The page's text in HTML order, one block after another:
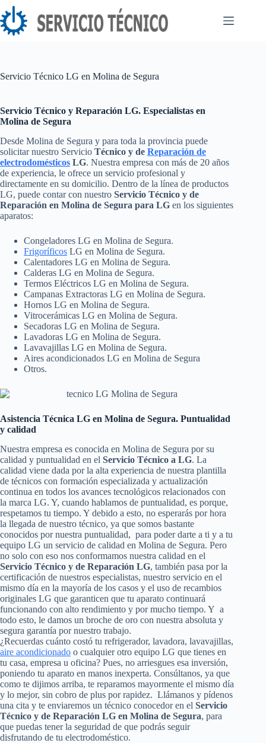
Saltar
al
contenido
Servicio Técnico LG en Molina de Segura
Servicio Técnico y Reparación LG. Especialistas en
Molina de Segura
Desde Molina de Segura y para toda la provincia puede
solicitar nuestro Servicio Técnico y de Reparación de
electrodomésticos LG. Nuestra empresa con más de 20 años
de experiencia, le ofrece un servicio profesional y
directamente en su domicilio. Dentro de la línea de productos
LG, puede contar con nuestro Servicio Técnico y de
Reparación en Molina de Segura para LG en los siguientes
aparatos:
Congeladores LG en Molina de Segura.
Frigoríficos LG en Molina de Segura.
Calentadores LG en Molina de Segura.
Calderas LG en Molina de Segura.
Termos Eléctricos LG en Molina de Segura.
Campanas Extractoras LG en Molina de Segura.
Hornos LG en Molina de Segura.
Vitrocerámicas LG en Molina de Segura.
Secadoras LG en Molina de Segura.
Lavadoras LG en Molina de Segura.
Lavavajillas LG en Molina de Segura.
Aires acondicionados LG en Molina de Segura
Otros.
Asistencia Técnica LG en Molina de Segura. Puntualidad
y calidad
Nuestra empresa es conocida en Molina de Segura por su
calidad y puntualidad en el Servicio Técnico a LG. La
calidad viene dada por la alta experiencia de nuestra plantilla
de técnicos con formación especializada y actualización
continua en todos los avances tecnológicos relacionados con
la marca LG. Y, cuando hablamos de puntualidad, es porque,
respetamos tu tiempo. Y debido a esto, no esperarás por hora
la llegada de nuestro técnico, ya que somos bastante
conocidos por nuestra puntualidad, para poder darte a ti y a tu
equipo LG un servicio de calidad en Molina de Segura. Pero
no solo con eso nos conformamos nuestra calidad en el
Servicio Técnico y de Reparación LG, también pasa por la
certificación de nuestros especialistas, nuestro servicio en el
mismo día en la mayoría de los casos y el uso de recambios
originales LG que garanticen que tu aparato continuará
funcionando con alto rendimiento y por mucho tiempo. Y a
todo esto, le damos un broche de oro con nuestra absoluta y
segura garantía por nuestro trabajo.
¿Recuerdas cuánto costó tu refrigerador, lavadora, lavavajillas,
aire acondicionado o cualquier otro equipo LG que tienes en
tu casa, empresa u oficina? Pues, no arriesgues esa inversión,
poniendo tu aparato en manos inexperta. Consúltanos, ya que
como te dijimos arriba, te reparamos mayormente el mismo día
y lo mejor, sin cobro de plus por rapidez. Llámanos y pídenos
una cita y te enviaremos un técnico conocedor en el Servicio
Técnico y de Reparación LG en Molina de Segura, para
que puedas tener la seguridad de que podrás seguir
disfrutando de tu electrodoméstico.